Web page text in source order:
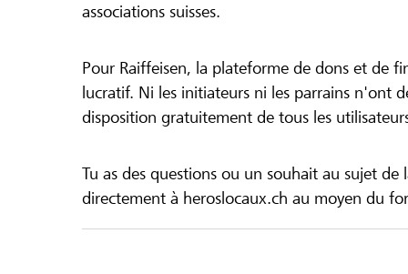
associations suisses.
Pour Raiffeisen, la plateforme de dons et de
lucratif. Ni les initiateurs ni les parrains n'ont
disposition gratuitement de tous les
Tu as des questions ou un souhait au sujet
directement à heroslocaux.ch au moyen du